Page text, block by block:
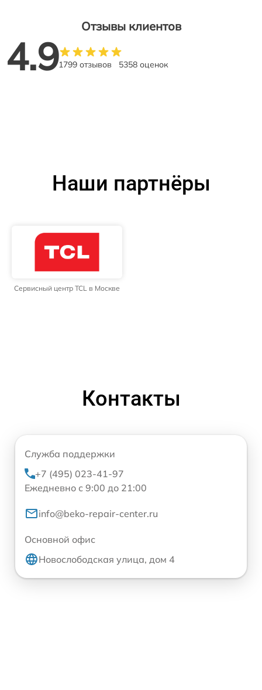
Отзывы клиентов
4.91799 отзывов 5358 оценок
Наши партнёры
Сервисный центр TCL в Москве
Контакты
Служба поддержки
+7 (495) 023-41-97
Ежедневно с 9:00 до 21:00
info@beko-repair-center.ru
Основной офис
Новослободская улица, дом 4